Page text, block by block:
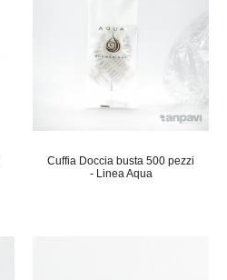
Cuffia Doccia busta 500 pezzi
- Linea Aqua